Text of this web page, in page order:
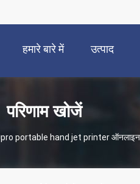
हमारे बारे में उत्पाद
परिणाम खोजें
portable hand jet printer ऑनलाइन